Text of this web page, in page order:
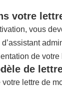
votre
vous
d’assistant
de
de
votre lettre de